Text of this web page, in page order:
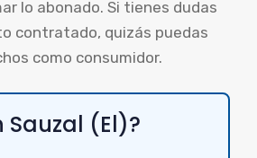
lo abonado. Si tienes dudas
contratado, quizás puedas
como consumidor.
Sauzal (El)?